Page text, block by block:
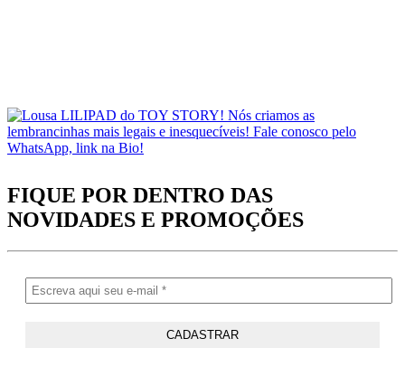
FIQUE POR DENTRO DAS
NOVIDADES E PROMOÇÕES